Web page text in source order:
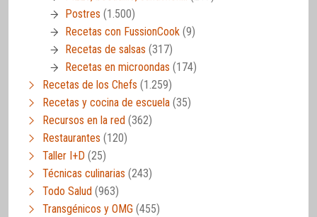
Postres (1.500)
Recetas con FussionCook (9)
Recetas de salsas (317)
Recetas en microondas (174)
Recetas de los Chefs (1.259)
Recetas y cocina de escuela (35)
Recursos en la red (362)
Restaurantes (120)
Taller I+D (25)
Técnicas culinarias (243)
Todo Salud (963)
Transgénicos y OMG (455)